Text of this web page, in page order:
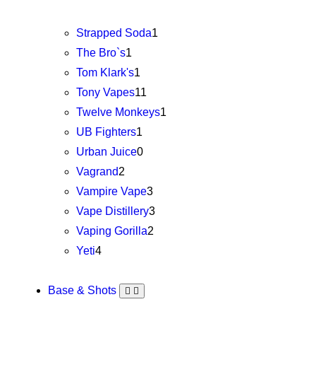
Strapped Soda1
The Bro`s1
Tom Klark's1
Tony Vapes11
Twelve Monkeys1
UB Fighters1
Urban Juice0
Vagrand2
Vampire Vape3
Vape Distillery3
Vaping Gorilla2
Yeti4
Base & Shots